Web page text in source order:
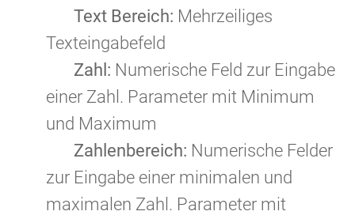
Text Bereich: Mehrzeiliges
Texteingabefeld
Zahl: Numerische Feld zur Eingabe
einer Zahl. Parameter mit Minimum
und Maximum
Zahlenbereich: Numerische Felder
zur Eingabe einer minimalen und
maximalen Zahl. Parameter mit